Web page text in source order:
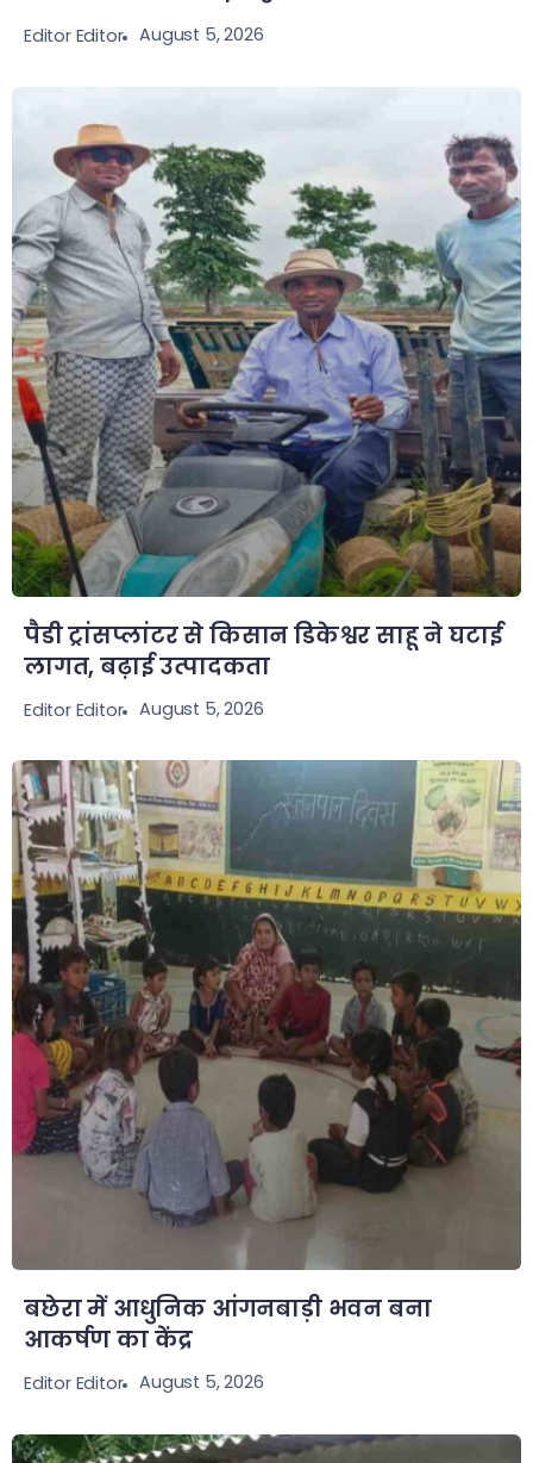
Editor Editor August 5, 2026
पैडी ट्रांसप्लांटर से किसान डिकेश्वर साहू ने घटाई
लागत, बढ़ाई उत्पादकता
Editor Editor August 5, 2026
बछेरा में आधुनिक आंगनबाड़ी भवन बना
आकर्षण का केंद्र
Editor Editor August 5, 2026